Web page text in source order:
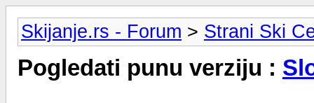
Skijanje.rs - Forum > Strani Ski
Pogledati punu verziju :